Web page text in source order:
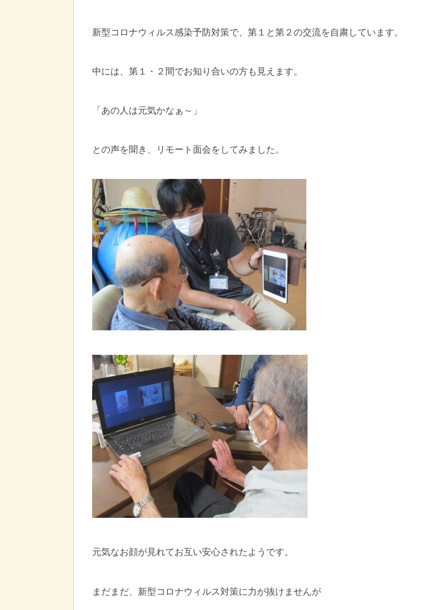
新型コロナウィルス感染予防対策で、第１と第２の交流を自粛しています。
中には、第１・２間でお知り合いの方も見えます。
「あの人は元気かなぁ～」
との声を聞き、リモート面会をしてみました。
元気なお顔が見れてお互い安心されたようです。
まだまだ、新型コロナウィルス対策に力が抜けませんが